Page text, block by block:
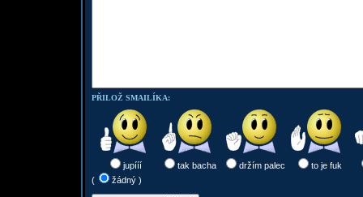
PŘILOŽ SMAILÍKA:
jupííí tak bacha držím palec
to je fuk
(
žádný )